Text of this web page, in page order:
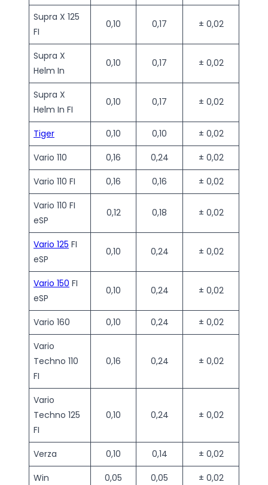
Supra X 125
FI
0,10 0,17 ± 0,02
Supra X
Helm In
0,10 0,17 ± 0,02
Supra X
Helm In FI
0,10 0,17 ± 0,02
Tiger 0,10 0,10
± 0,02
Vario 110
0,16 0,24
± 0,02
Vario 110 FI
0,16 0,16
± 0,02
Vario 110 FI
eSP
0,12 0,18 ± 0,02
Vario 125 FI
eSP
0,10 0,24 ± 0,02
Vario 150 FI
eSP
0,10 0,24 ± 0,02
Vario 160 0,10 0,24
± 0,02
Vario
Techno 110
FI
0,16 0,24 ± 0,02
Vario
Techno 125
FI
0,10 0,24 ± 0,02
Verza 0,10 0,14
± 0,02
Win
0,05 0,05
± 0,02